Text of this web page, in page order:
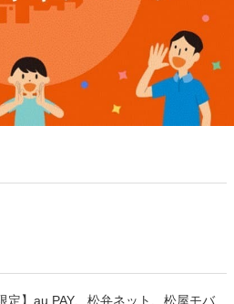
定】au PAY、松弁ネット、松屋モバ